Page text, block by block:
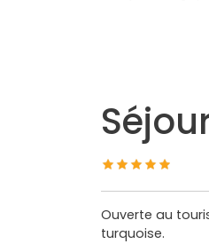
Ouverte au
turquoise.